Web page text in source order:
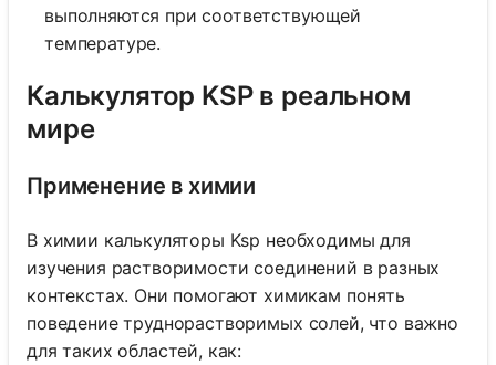
выполняются при соответствующей
температуре.
Калькулятор KSP в реальном
мире
Применение в химии
В химии калькуляторы Ksp необходимы для
изучения растворимости соединений в разных
контекстах. Они помогают химикам понять
поведение труднорастворимых солей, что важно
для таких областей, как: